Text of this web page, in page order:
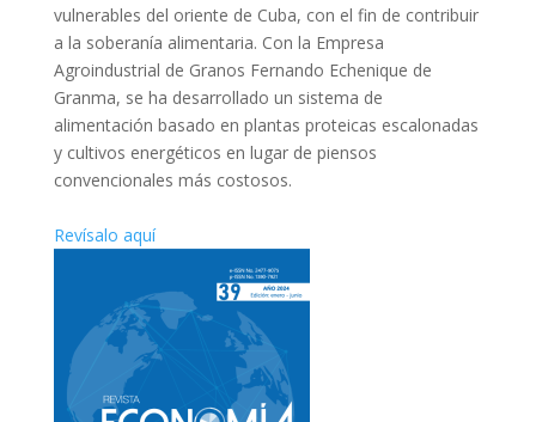
vulnerables del oriente de Cuba, con el fin de contribuir
a la soberanía alimentaria. Con la Empresa
Agroindustrial de Granos Fernando Echenique de
Granma, se ha desarrollado un sistema de
alimentación basado en plantas proteicas escalonadas
y cultivos energéticos en lugar de piensos
convencionales más costosos.
Revísalo aquí